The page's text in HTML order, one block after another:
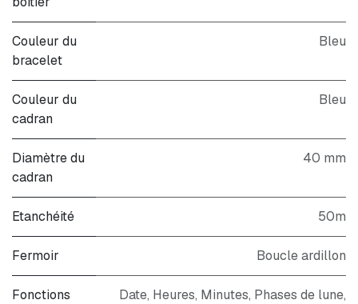
Couleur du
bracelet
Bleu
Couleur du
cadran
Bleu
Diamètre du
cadran
40 mm
Etanchéité 50m
Fermoir Boucle ardillon
Fonctions
Date, Heures, Minutes, Phases de lune,